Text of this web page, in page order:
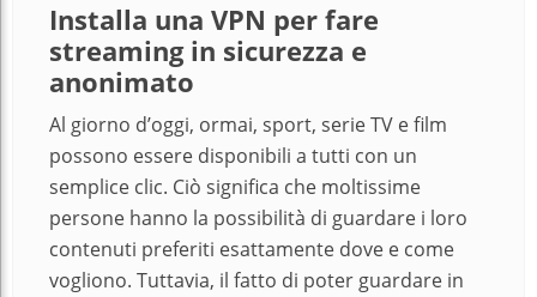
Installa una VPN per fare
streaming in sicurezza e
anonimato
Al giorno d’oggi, ormai, sport, serie TV e film
possono essere disponibili a tutti con un
semplice clic. Ciò significa che moltissime
persone hanno la possibilità di guardare i loro
contenuti preferiti esattamente dove e come
vogliono. Tuttavia, il fatto di poter guardare in